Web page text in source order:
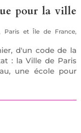
pour la ville
Paris et Île de France,
d'un code de la
: la Ville de Paris
une école pour